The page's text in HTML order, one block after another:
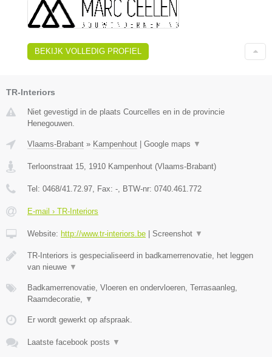
BEKIJK VOLLEDIG PROFIEL
TR-Interiors
Niet gevestigd in de plaats Courcelles en in de provincie
Henegouwen.
Vlaams-Brabant » Kampenhout | Google maps ▼
Terloonstraat 15 1910 Kampenhout (Vlaams-Brabant)
Tel: 0468/41.72.97 , Fax: - , BTW-nr: 0740.461.772
E-mail › TR-Interiors
Website: http://www.tr-interiors.be | Screenshot ▼
TR-Interiors is gespecialiseerd in badkamerrenovatie, het leggen
van nieuwe ▼
Badkamerrenovatie, Vloeren en ondervloeren, Terrasaanleg,
Raamdecoratie,
▼
Er wordt gewerkt op afspraak.
Laatste facebook posts ▼